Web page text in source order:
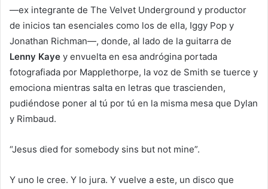
—ex integrante de The Velvet Underground y productor
de inicios tan esenciales como los de ella, Iggy Pop y
Jonathan Richman—, donde, al lado de la guitarra de
Lenny Kaye y envuelta en esa andrógina portada
fotografiada por Mapplethorpe, la voz de Smith se tuerce y
emociona mientras salta en letras que trascienden,
pudiéndose poner al tú por tú en la misma mesa que Dylan
y Rimbaud.
“Jesus died for somebody sins but not mine”.
Y uno le cree. Y lo jura. Y vuelve a este, un disco que